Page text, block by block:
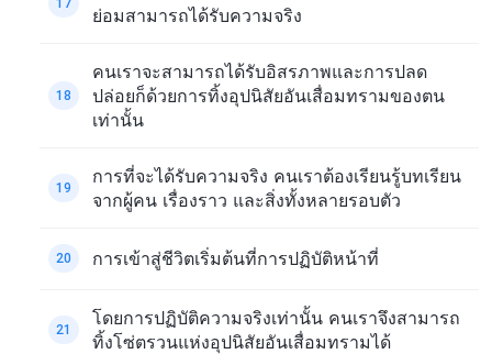
ย่อมสามารถได้รับความจริง
18
คนเราจะสามารถได้รับอิสรภาพและการปลด
ปล่อยก็ด้วยการทิ้งอุปนิสัยอันเสื่อมทรามของตน
เท่านั้น
19
การที่จะได้รับความจริง คนเราต้องเรียนรู้บทเรียน
จากผู้คน เรื่องราว และสิ่งทั้งหลายรอบตัว
20 การเข้าสู่ชีวิตเริ่มต้นที่การปฏิบัติหน้าที่
21
โดยการปฏิบัติความจริงเท่านั้น คนเราจึงสามารถ
ทิ้งโซ่ตรวนแห่งอุปนิสัยอันเสื่อมทรามได้